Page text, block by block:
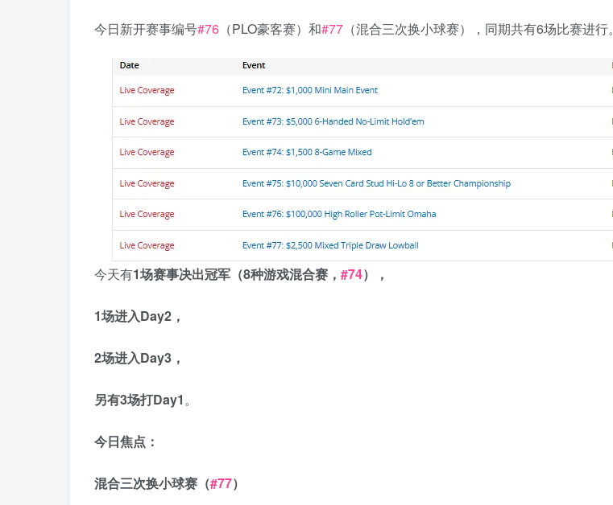
今日新开赛事编号#76 （PLO豪客赛）和#77 （混合三次换小球赛），同期共有6场比赛进行。
今天有1场赛事决出冠军（8种游戏混合赛， #74），
1场进入Day2 ，
2场进入Day3 ，
另有3场打Day1。
今日焦点：
混合三次换小球赛（#77）